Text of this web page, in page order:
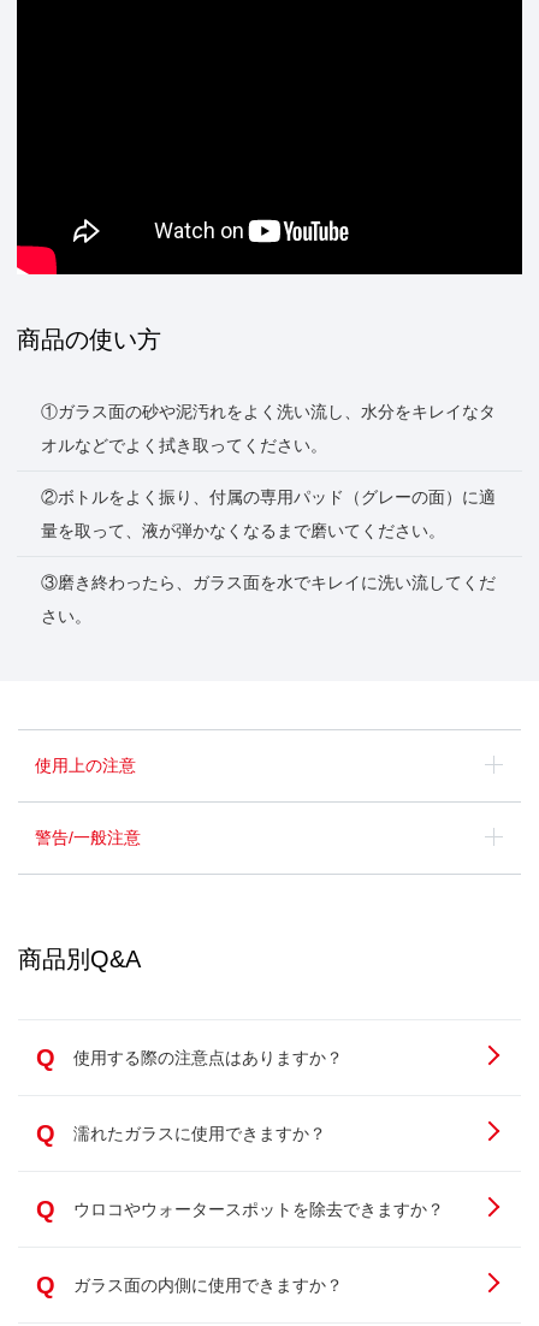
商品の使い方
①ガラス面の砂や泥汚れをよく洗い流し、水分をキレイなタ
オルなどでよく拭き取ってください。
②ボトルをよく振り、付属の専用パッド（グレーの面）に適
量を取って、液が弾かなくなるまで磨いてください。
③磨き終わったら、ガラス面を水でキレイに洗い流してくだ
さい。
使用上の注意
警告/一般注意
商品別Q&A
Q 使用する際の注意点はありますか？
Q 濡れたガラスに使用できますか？
Q ウロコやウォータースポットを除去できますか？
Q ガラス面の内側に使用できますか？